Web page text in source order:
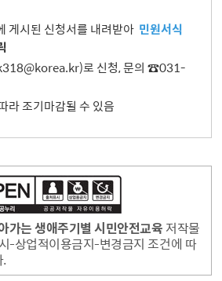
게시된 신청서를 내려받아 민원서식
로 신청, 문의 ☎031-
라 조기마감될 수 있음
가는 생애주기별 시민안전교육 저작물
-상업적이용금지-변경금지 조건에 따
.